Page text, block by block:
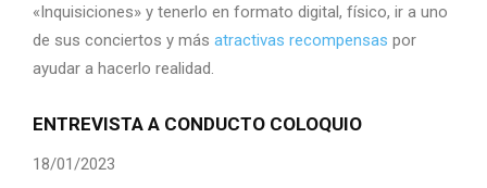
«Inquisiciones» y tenerlo en formato digital, físico, ir a uno
de sus conciertos y más atractivas recompensas por
ayudar a hacerlo realidad.
ENTREVISTA A CONDUCTO COLOQUIO
18/01/2023